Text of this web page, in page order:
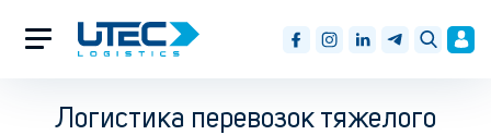
Логистика перевозок тяжелого